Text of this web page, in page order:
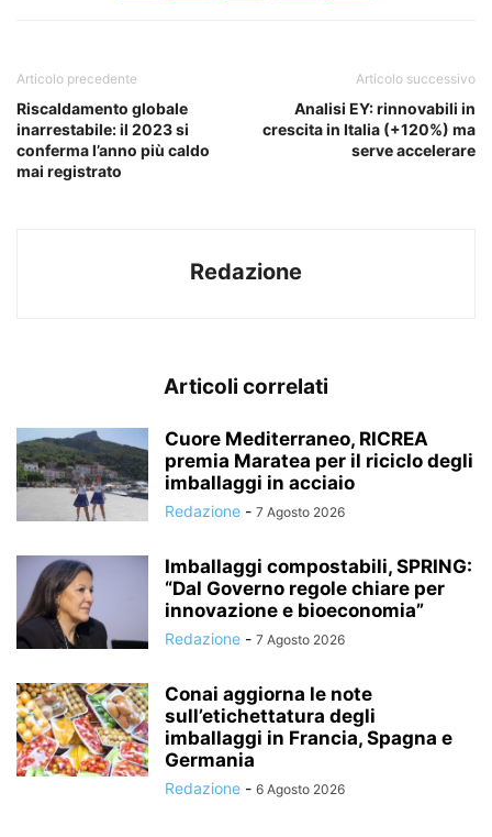
Articolo precedente
Riscaldamento globale
inarrestabile: il 2023 si
conferma l’anno più caldo
mai registrato
Articolo successivo
Analisi EY: rinnovabili in
crescita in Italia (+120%) ma
serve accelerare
Redazione
Articoli correlati
Cuore Mediterraneo, RICREA
premia Maratea per il riciclo degli
imballaggi in acciaio
Redazione - 7 Agosto 2026
Imballaggi compostabili, SPRING:
“Dal Governo regole chiare per
innovazione e bioeconomia”
Redazione - 7 Agosto 2026
Conai aggiorna le note
sull’etichettatura degli
imballaggi in Francia, Spagna e
Germania
Redazione - 6 Agosto 2026